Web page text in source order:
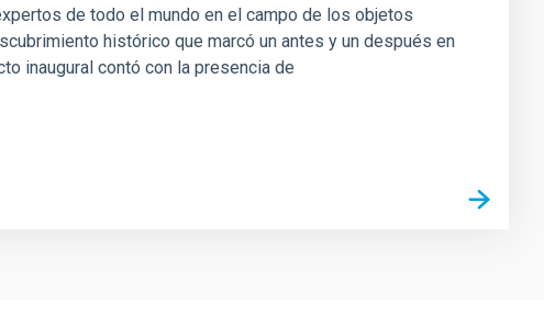
de todo el mundo en el campo de los objetos
histórico que marcó un antes y un después en
inaugural contó con la presencia de